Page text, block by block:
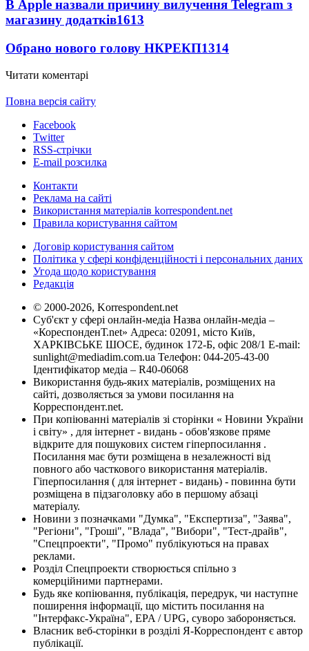
В Apple назвали причину вилучення Telegram з
магазину додатків1613
Обрано нового голову НКРЕКП1314
Читати коментарі
Повна версія сайту
Facebook
Twitter
RSS-стрічки
E-mail розсилка
Контакти
Реклама на сайті
Використання матеріалів korrespondent.net
Правила користування сайтом
Договір користування сайтом
Політика у сфері конфіденційності і персональних даних
Угода щодо користування
Редакція
© 2000-2026, Korrespondent.net
Суб'єкт у сфері онлайн-медіа Назва онлайн-медіа –
«КореспонденТ.net» Адреса: 02091, місто Київ,
ХАРКІВСЬКЕ ШОСЕ, будинок 172-Б, офіс 208/1 E-mail:
sunlight@mediadim.com.ua Телефон: 044-205-43-00
Ідентифікатор медіа – R40-06068
Використання будь-яких матеріалів, розміщених на
сайті, дозволяється за умови посилання на
Корреспондент.net.
При копіюванні матеріалів зі сторінки « Новини України
і світу» , для інтернет - видань - обов'язкове пряме
відкрите для пошукових систем гіперпосилання .
Посилання має бути розміщена в незалежності від
повного або часткового використання матеріалів.
Гіперпосилання ( для інтернет - видань) - повинна бути
розміщена в підзаголовку або в першому абзаці
матеріалу.
Новини з позначками "Думка", "Експертиза", "Заява",
"Регіони", "Гроші", "Влада", "Вибори", "Тест-драйв",
"Спецпроекти", "Промо" публікуються на правах
реклами.
Розділ Спецпроекти створюється спільно з
комерційними партнерами.
Будь яке копіювання, публікація, передрук, чи наступне
поширення інформації, що містить посилання на
"Інтерфакс-Україна", EPA / UPG, суворо забороняється.
Власник веб-сторінки в розділі Я-Корреспондент є автор
публікації.